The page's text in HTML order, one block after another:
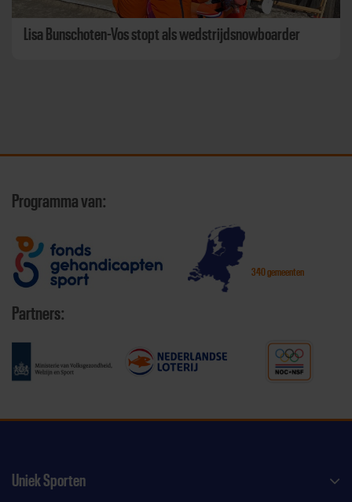
Lisa Bunschoten-Vos stopt als wedstrijdsnowboarder
Programma van:
340 gemeenten
Partners:
Uniek Sporten